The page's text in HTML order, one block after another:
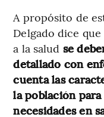
A propósito de
Delgado dice
a la salud se
detallado con
cuenta las
la población
necesidades en